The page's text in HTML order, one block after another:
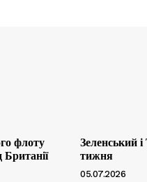
флоту
Зеленський
тижня
05.07.2026